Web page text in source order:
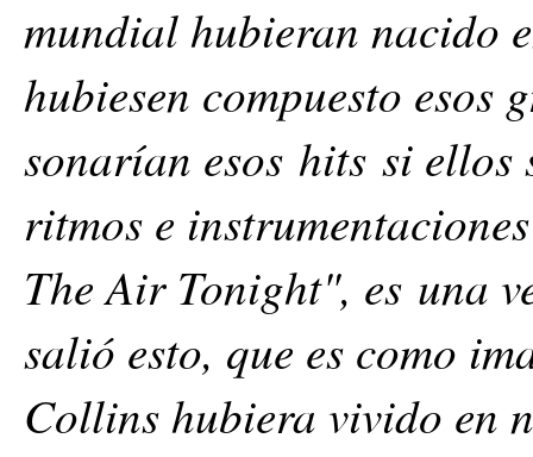
mundial hubieran nacido
hubiesen compuesto esos
sonarían esos hits si
ritmos e
The Air Tonight", es una
salió esto, que es como
Collins hubiera vivido en